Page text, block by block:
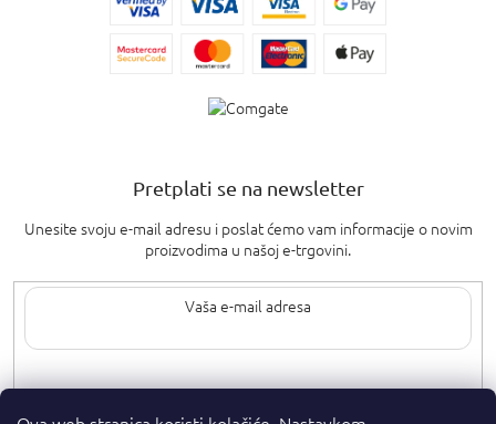
Pretplati se na newsletter
Unesite svoju e-mail adresu i poslat ćemo vam informacije o novim
proizvodima u našoj e-trgovini.
Upisom svoje e-pošte pristajete nauvjete privatnosti.